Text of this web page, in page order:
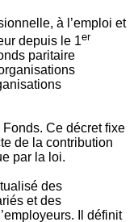
à l’emploi et
depuis le 1er
paritaire
Ce décret fixe
de la contribution
par la loi.
des
et des
Il définit